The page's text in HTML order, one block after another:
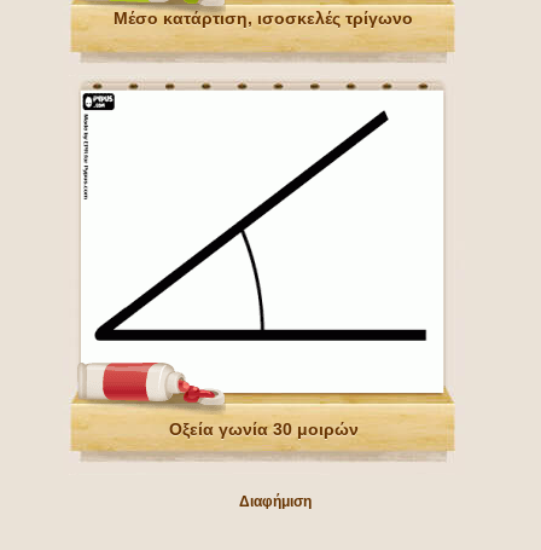
Μέσο κατάρτιση, ισοσκελές τρίγωνο
Οξεία γωνία 30 μοιρών
Διαφήμιση